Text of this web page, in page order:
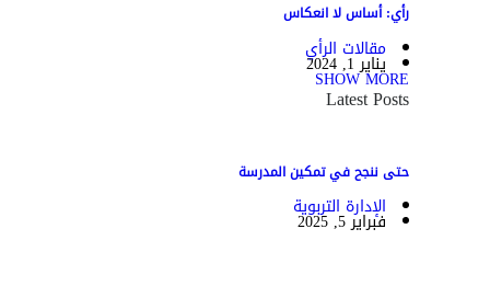
رأي: أساس لا انعكاس
مقالات الرأي
يناير 1, 2024
SHOW MORE
Latest Posts
حتى ننجح في تمكين المدرسة
الإدارة التربوية
فبراير 5, 2025